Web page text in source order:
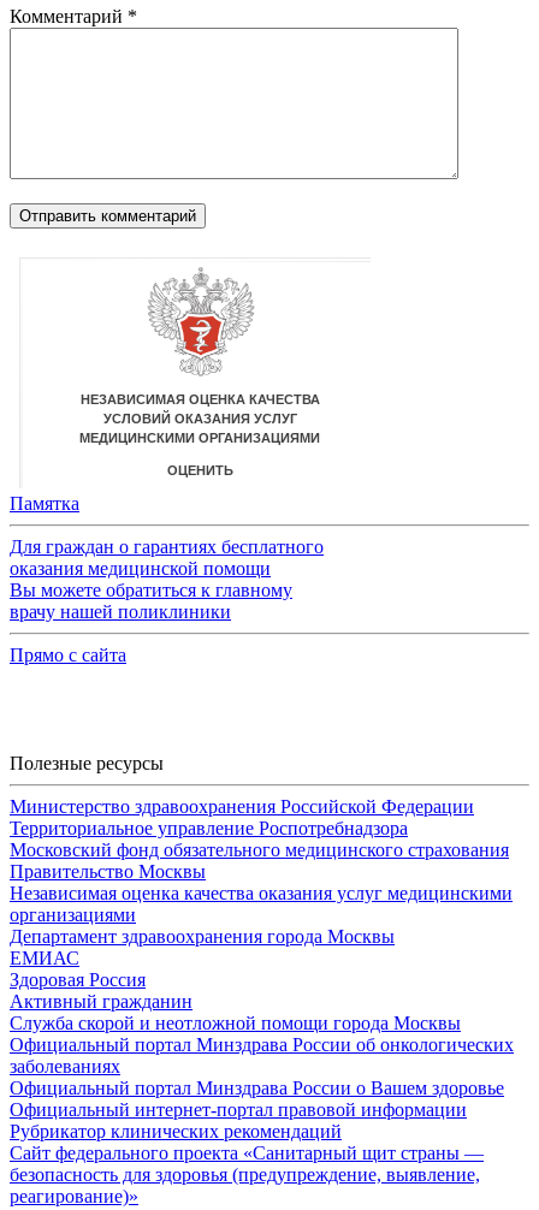
Комментарий *
Памятка
Для граждан о гарантиях бесплатного
оказания медицинской помощи
Вы можете обратиться к главному
врачу нашей поликлиники
Прямо с сайта
Полезные ресурсы
Министерство здравоохранения Российской Федерации
Территориальное управление Роспотребнадзора
Московский фонд обязательного медицинского страхования
Правительство Москвы
Независимая оценка качества оказания услуг медицинскими
организациями
Департамент здравоохранения города Москвы
ЕМИАС
Здоровая Россия
Активный гражданин
Служба скорой и неотложной помощи города Москвы
Официальный портал Минздрава России об онкологических
заболеваниях
Официальный портал Минздрава России о Вашем здоровье
Официальный интернет-портал правовой информации
Рубрикатор клинических рекомендаций
Сайт федерального проекта «Санитарный щит страны —
безопасность для здоровья (предупреждение, выявление,
реагирование)»